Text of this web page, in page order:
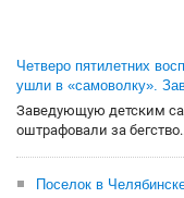
Четверо пятилетних
ушли в «самоволку».
Заведующую детским
оштрафовали за
Поселок в